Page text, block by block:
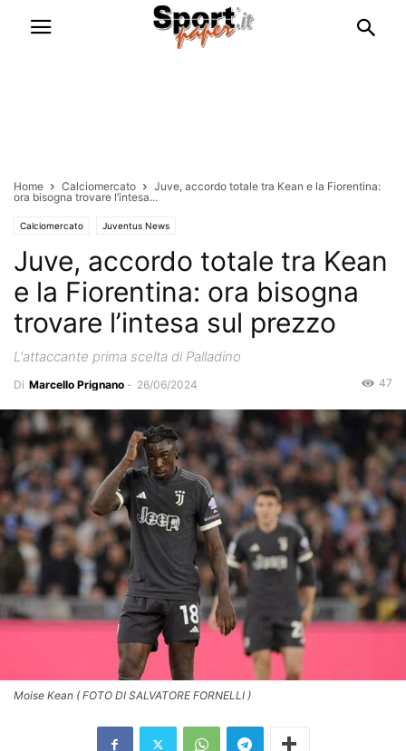
Home Calciomercato
Juve, accordo totale tra Kean e la Fiorentina:
ora bisogna trovare l’intesa...
Calciomercato Juventus News
Juve, accordo totale tra Kean
e la Fiorentina: ora bisogna
trovare l’intesa sul prezzo
L'attaccante prima scelta di Palladino
Di Marcello Prignano - 26/06/2024 47
Moise Kean ( FOTO DI SALVATORE FORNELLI )